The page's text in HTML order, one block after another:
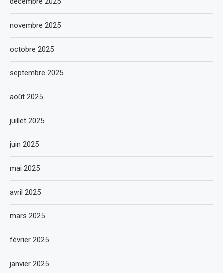
novembre 2025
octobre 2025
septembre 2025
août 2025
juillet 2025
juin 2025
mai 2025
avril 2025
mars 2025
février 2025
janvier 2025